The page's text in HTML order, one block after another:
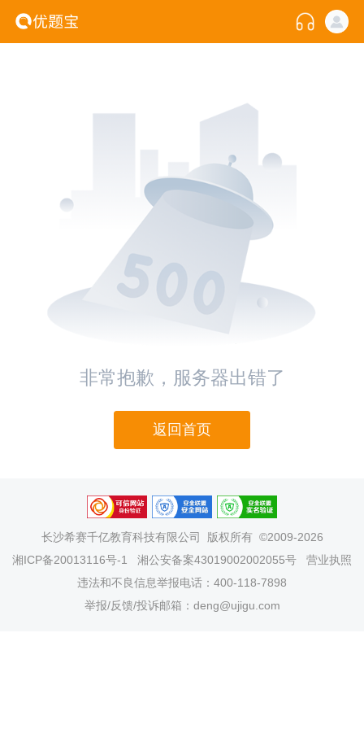
非常抱歉，服务器出错了
返回首页
长沙希赛千亿教育科技有限公司
版权所有 ©2009-2026
湘ICP备20013116号-1
湘公安备案43019002002055号
营业执照
违法和不良信息举报电话：400-118-7898
举报/反馈/投诉邮箱：deng@ujigu.com